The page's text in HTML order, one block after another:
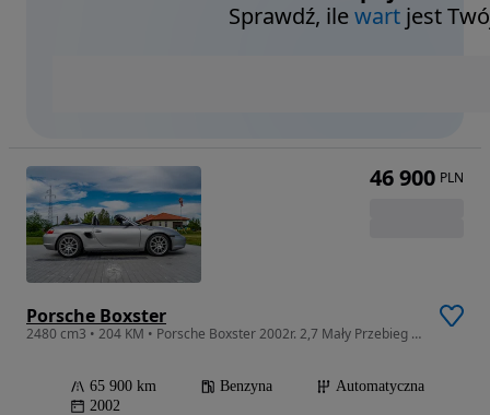
Sprawdź, ilewart jest
Porsche Boxster
2480 cm3 • 204 KM • Porsche Boxster 2002r. 2,7 Mały Przebieg 65tys Zadbany
65 900 km Benzyna
Automatyczna
2002
46 900 PLN